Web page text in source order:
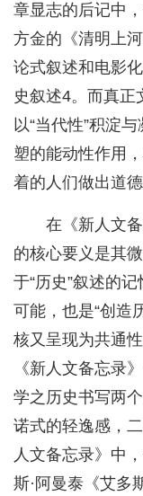
章显志的后记中
方金的《清明上
论式叙述和电影
史叙述4。而真正
以“当代性”积淀
塑的能动性作用
着的人们做出道德
在《新人文
的核心要义是其
于“历史”叙述的
可能，也是“创造
核又呈现为共通
《新人文备忘录
学之历史书写两
诺式的轻逸感，
人文备忘录》中
斯·阿曼泰《艾多